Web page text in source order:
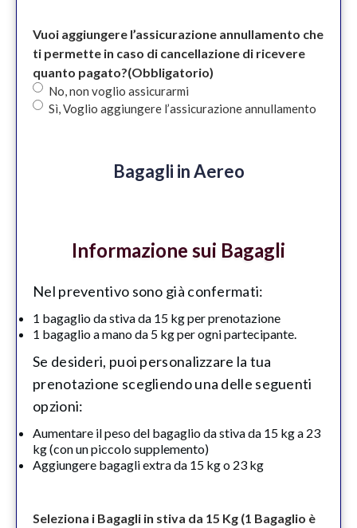
Vuoi aggiungere l’assicurazione annullamento che
ti permette in caso di cancellazione di ricevere
quanto pagato?(Obbligatorio)
No, non voglio assicurarmi
Sì, Voglio aggiungere l’assicurazione annullamento
Bagagli in Aereo
Informazione sui Bagagli
Nel preventivo sono già confermati:
1 bagaglio da stiva da 15 kg per prenotazione
1 bagaglio a mano da 5 kg per ogni partecipante.
Se desideri, puoi personalizzare la tua
prenotazione scegliendo una delle seguenti
opzioni:
Aumentare il peso del bagaglio da stiva da 15 kg a 23
kg (con un piccolo supplemento)
Aggiungere bagagli extra da 15 kg o 23 kg
Seleziona i Bagagli in stiva da 15 Kg (1 Bagaglio è